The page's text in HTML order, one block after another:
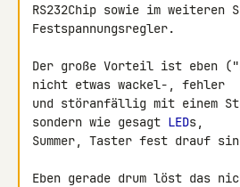
RS232Chip sowie im weiteren
Festspannungsregler.
Der große Vorteil ist eben
nicht etwas wackel-, fehler
und störanfällig mit einem
sondern wie gesagt LEDs,
Summer, Taster fest drauf
Eben gerade drum löst das